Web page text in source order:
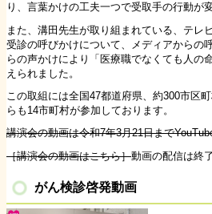
り、言葉かけの工夫一つで受取手の行動が
また、溝田先生が取り組まれている、テレ
受診の呼びかけについて、メディアからの
らの声かけにより「医療職でなくても人の
えられました。
この取組には全国47都道府県、約300市区
らも14市町村が参加しております。
講演会の動画は令和7年3月21日まで
［講演会の動画はこちら］動画の配信は終
がん検診啓発動画